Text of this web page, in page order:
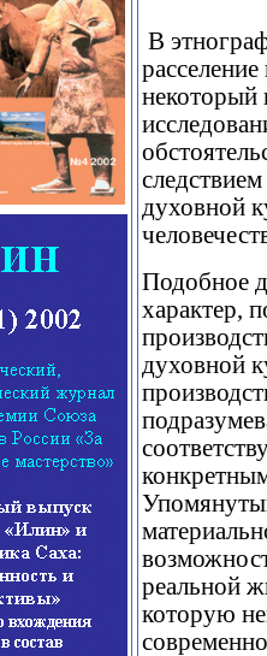
В
духовной
Подобное
характер,
духовной
реальной
которую